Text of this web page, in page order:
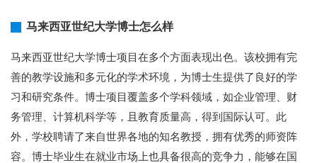
马来西亚世纪大学博士怎么样
马来西亚世纪大学博士项目在多个方面表现出色。该校拥有完
善的教学设施和多元化的学术环境，为博士生提供了良好的学
习和研究条件。博士项目覆盖多个学科领域，如企业管理、财
务管理、计算机科学等，且教育质量高，得到国际认可。此
外，学校聘请了来自世界各地的知名教授，拥有优秀的师资阵
容。博士毕业生在就业市场上也具备很高的竞争力，能够在国